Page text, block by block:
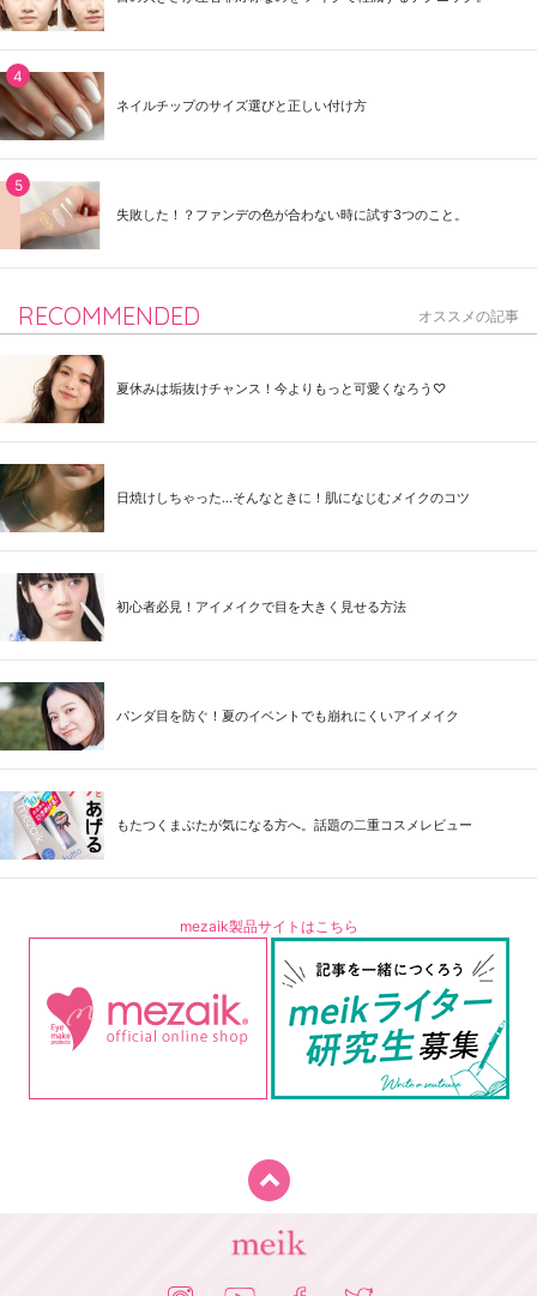
ネイルチップのサイズ選びと正しい付け方
失敗した！？ファンデの色が合わない時に試す3つのこと。
RECOMMENDED オススメの記事
夏休みは垢抜けチャンス！今よりもっと可愛くなろう♡
日焼けしちゃった...そんなときに！肌になじむメイクのコツ
初心者必見！アイメイクで目を大きく見せる方法
パンダ目を防ぐ！夏のイベントでも崩れにくいアイメイク
もたつくまぶたが気になる方へ。話題の二重コスメレビュー
mezaik製品サイトはこちら